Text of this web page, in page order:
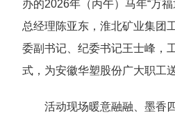
办的2026年（丙午）马年“万
总经理陈亚东，淮北矿业集团
委副书记、纪委书记王士峰，
式，为安徽华塑股份广大职工
活动现场暖意融融、墨香